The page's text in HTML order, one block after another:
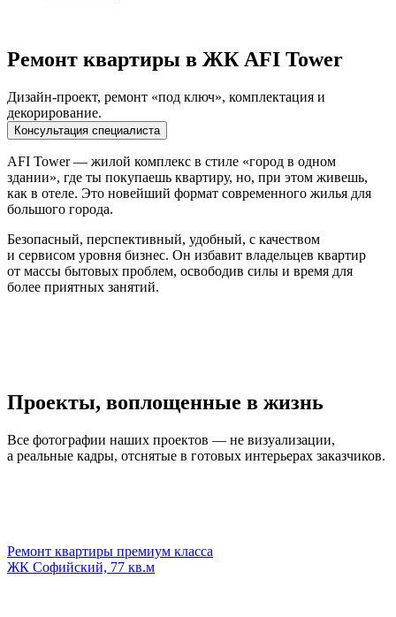
Ремонт квартиры в ЖК AFI Tower
Дизайн-проект, ремонт «под ключ», комплектация и
декорирование.
Консультация специалиста
AFI Tower — жилой комплекс в стиле «город в одном
здании», где ты покупаешь квартиру, но, при этом живешь,
как в отеле. Это новейший формат современного жилья для
большого города.
Безопасный, перспективный, удобный, с качеством
и сервисом уровня бизнес. Он избавит владельцев квартир
от массы бытовых проблем, освободив силы и время для
более приятных занятий.
Проекты, воплощенные в жизнь
Все фотографии наших проектов — не визуализации,
а реальные кадры, отснятые в готовых интерьерах заказчиков.
Ремонт квартиры премиум класса
ЖК Софийский, 77 кв.м